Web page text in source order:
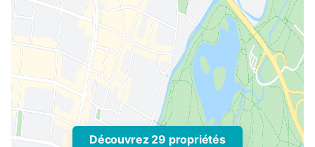
Découvrez 29 propriétés